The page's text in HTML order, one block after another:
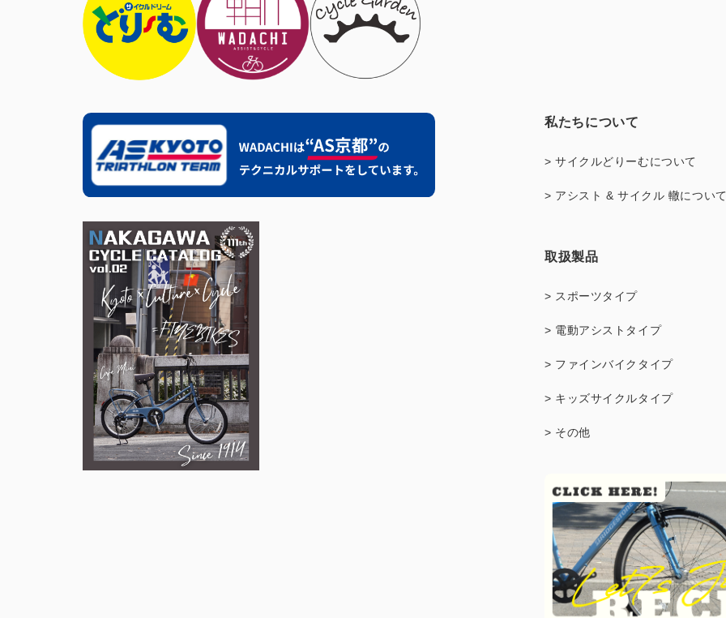
私たちについて
> サイクルどりーむについて
> アシスト & サイクル 轍につい
取扱製品
> スポーツタイプ
> 電動アシストタイプ
> ファインバイクタイプ
> キッズサイクルタイプ
> その他